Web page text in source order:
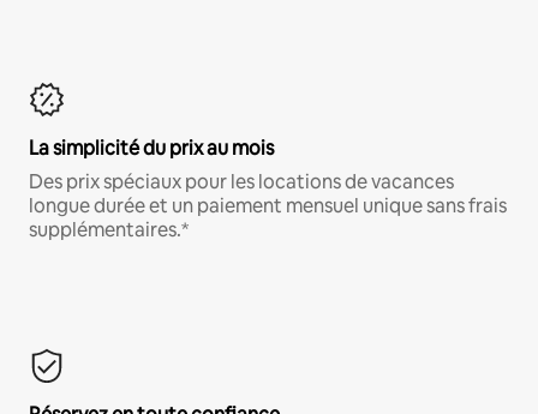
La simplicité du prix au mois
Des prix spéciaux pour les locations de vacances
longue durée et un paiement mensuel unique sans frais
supplémentaires.*